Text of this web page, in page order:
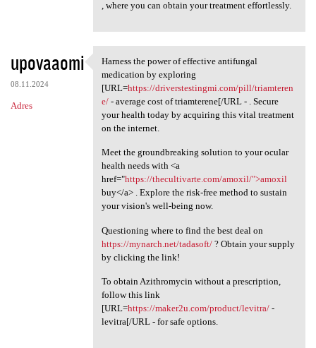
, where you can obtain your treatment effortlessly.
upovaaomi
08.11.2024
Adres
Harness the power of
Harness the power of effective antifungal
medication by exploring
[URL=https://driverstestingmi.com/pill/triamteren
e/- average cost of triamterene[/URL - . Secure
your health today by acquiring this vital treatment
on the internet.
Meet the groundbreaking solution to your ocular
health needs with <a
href="https://thecultivarte.com/amoxil/">amoxil
buy</a> . Explore the risk-free method to sustain
your vision's well-being now.
Questioning where to find the best deal on
https://mynarch.net/tadasoft/? Obtain your supply
by clicking the link!
To obtain Azithromycin without a prescription,
follow this link
[URL=https://maker2u.com/product/levitra/-
levitra[/URL - for safe options.